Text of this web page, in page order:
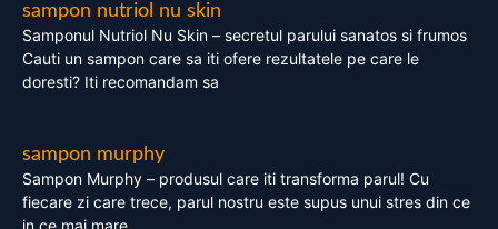
sampon nutriol nu skin
Samponul Nutriol Nu Skin – secretul parului sanatos si frumos
Cauti un sampon care sa iti ofere rezultatele pe care le
doresti? Iti recomandam sa
sampon murphy
Sampon Murphy – produsul care iti transforma parul! Cu
fiecare zi care trece, parul nostru este supus unui stres din ce